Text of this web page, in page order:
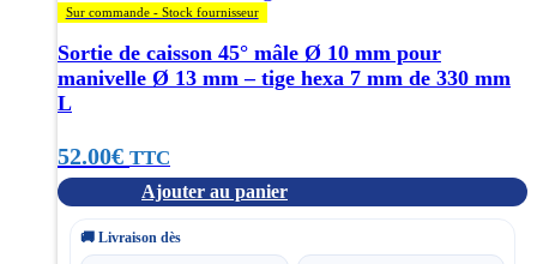
Sur commande - Stock fournisseur
Sortie de caisson 45° mâle Ø 10 mm pour
manivelle Ø 13 mm – tige hexa 7 mm de 330 mm
L
52.00€ TTC
Ajouter au panier
🚚 Livraison dès